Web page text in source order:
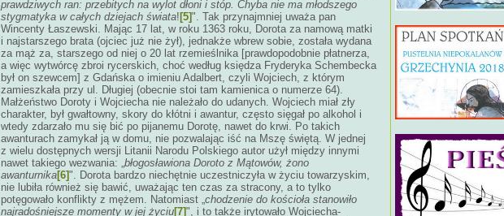
prawdziwych ran: przebitych na wylot dłoni i stóp. Chyba nie ma młodszego
stygmatyka w całych dziejach świata! [5]". Tak przynajmniej uważa pan
Wincenty Łaszewski. Mając 17 lat, w roku 1363 roku, Dorota za namową matki
i najstarszego brata (ojciec już nie żył), jednakże wbrew sobie, została wydana
za mąż za, starszego od niej o 20 lat rzemieślnika [prawdopodobnie płatnerza,
a więc wytwórcę zbroi rycerskich, choć według księdza Fryderyka Schembecka
był on szewcem] z Gdańska o imieniu Adalbert, czyli Wojciech, z którym
zamieszkała przy ul. Długiej (obecnie stoi tam kamienica o numerze 64).
Małżeństwo Doroty i Wojciecha nie należało do udanych. Wojciech miał zły
charakter, był gwałtowny, skory do kłótni i awantur, często sięgał po alkohol i
wtedy zdarzało mu się bić po pijanemu Dorotę, nawet do krwi. Po takich
awanturach zamykał ją w domu, nie pozwalając iść na Mszę świętą. W jednej
z wielu dostępnych wersji Litanii Narodu Polskiego autor użył między innymi
nawet takiego wezwania: „błogosławiona Doroto z Mątowów, żono
awanturnika[6]". Dorota bardzo niechętnie uczestniczyła w życiu towarzyskim,
nie lubiła również się bawić, uważając ten czas za stracony, a to tylko
potęgowało konflikty z mężem. Natomiast „chodzenie do kościoła stanowiło
najradośniejsze momenty w jej życiu[7]", i to także irytowało Wojciecha-